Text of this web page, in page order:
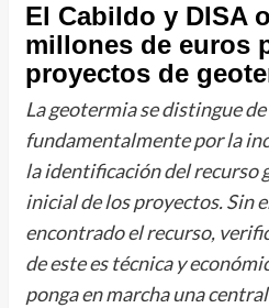
El Cabildo y DISA
millones de euros
proyectos de
La geotermia se distingue
fundamentalmente por la
la identificación del recurso
inicial de los proyectos. Sin
encontrado el recurso,
de este es técnica y
ponga en marcha una